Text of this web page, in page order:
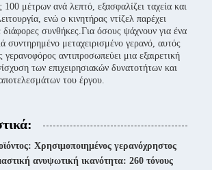
μέτρων ανά λεπτό, εξασφαλίζει ταχεία και
ενώ ο κινητήρας ντίζελ παρέχει
διάφορες συνθήκες.Για όσους ψάχνουν για ένα
συντηρημένο μεταχειρισμένο γερανό, αυτός
γερανοφόρος αντιπροσωπεύει μια εξαιρετική
των επιχειρησιακών δυνατοτήτων και
του έργου.
Χρησιμοποιημένος γερανόχρηστος
ανυψωτική ικανότητα: 260 τόνους